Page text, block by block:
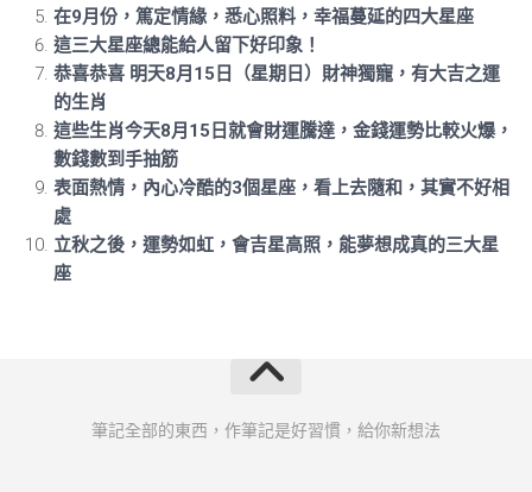
在9月份，篤定情緣，悉心照料，幸福蔓延的四大星座
這三大星座總能給人留下好印象！
恭喜恭喜 明天8月15日（星期日）財神獨寵，有大吉之運
的生肖
這些生肖今天8月15日就會財運騰達，金錢運勢比較火爆，
數錢數到手抽筋
表面熱情，內心冷酷的3個星座，看上去隨和，其實不好相
處
立秋之後，運勢如虹，會吉星高照，能夢想成真的三大星
座
筆記全部的東西，作筆記是好習慣，給你新想法